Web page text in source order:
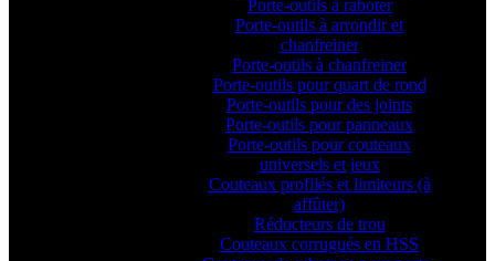
Porte-outils à raboter
Porte-outils à arrondir et
chanfreiner
Porte-outils à chanfreiner
Porte-outils pour quart de rond
Porte-outils pour des joints
Porte-outils pour panneaux
Porte-outils pour couteaux
universels et jeux
Couteaux profilés et limiteurs (à
affûter)
Réducteurs de trou
Couteaux corrugués en HSS